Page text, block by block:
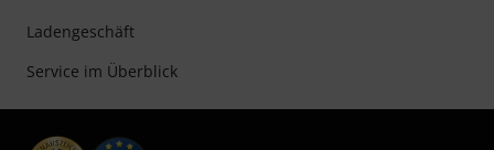
Ladengeschäft
Service im Überblick